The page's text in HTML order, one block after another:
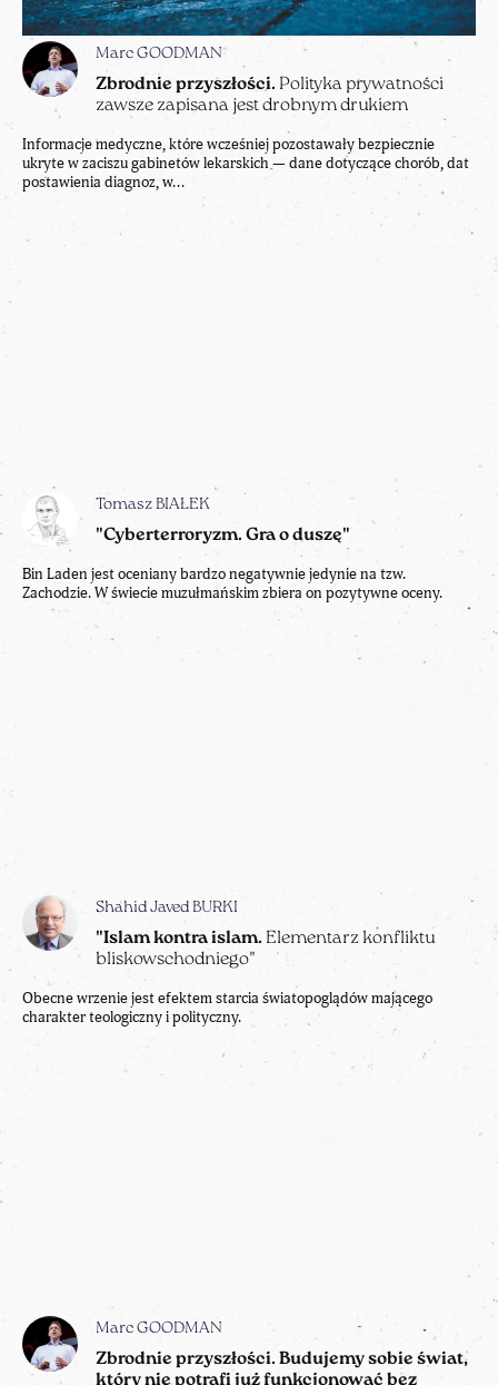
Marc GOODMAN
Zbrodnie przyszłości. Polityka prywatności
zawsze zapisana jest drobnym drukiem
Informacje medyczne, które wcześniej pozostawały bezpiecznie
ukryte w zaciszu gabinetów lekarskich — dane dotyczące chorób, dat
postawienia diagnoz, w...
Tomasz BIAŁEK
"Cyberterroryzm. Gra o duszę"
Bin Laden jest oceniany bardzo negatywnie jedynie na tzw.
Zachodzie. W świecie muzułmańskim zbiera on pozytywne oceny.
Shahid Javed BURKI
"Islam kontra islam. Elementarz konfliktu
bliskowschodniego"
Obecne wrzenie jest efektem starcia światopoglądów mającego
charakter teologiczny i polityczny.
Marc GOODMAN
Zbrodnie przyszłości. Budujemy sobie świat,
który nie potrafi już funkcjonować bez